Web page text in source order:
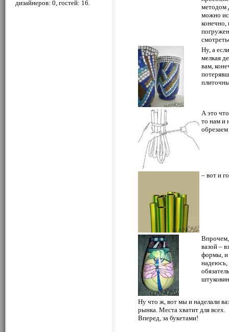
дизайнеров: 0, гостей: 16.
методом
можно
конечно,
Ну, а
мелкая
вам,
А это
то нам и
– вот и
Впрочем,
вазой –
формы, и
надеюсь,
Ну что ж, вот мы и наделали
рынка. Места хватит для всех.
Вперед, за букетами!